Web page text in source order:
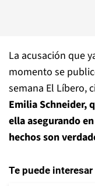
La acusación que
momento se
semana El Líbero,
Emilia Schneider,
ella asegurando
hechos son
Te puede interesar